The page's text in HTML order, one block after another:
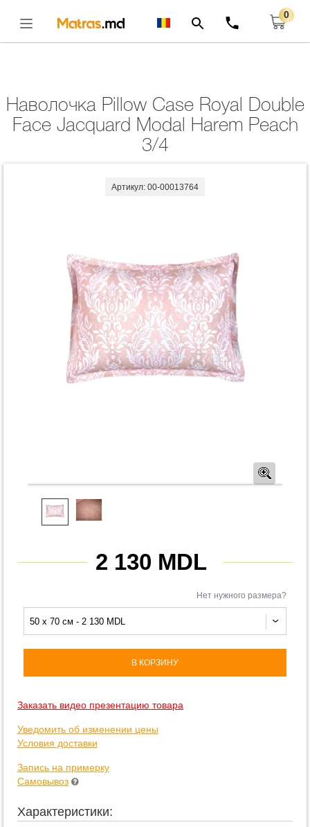
0
Наволочка Pillow Case Royal Double Face Jacquard
Modal Harem Peach 3/4
Наволочка Pillow Case Royal Double
Face Jacquard Modal Harem Peach
3/4
Артикул: 00-00013764
2 130 MDL
Нет нужного размера?
50 x 70 см - 2 130 MDL
В КОРЗИНУ
Заказать видео презентацию товара
Уведомить об изменении цены
Условия доставки
Запись на примерку
Самовывоз
Характеристики: